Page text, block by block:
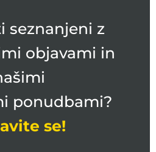
seznanjeni z
objavami in
ponudbami?
se!